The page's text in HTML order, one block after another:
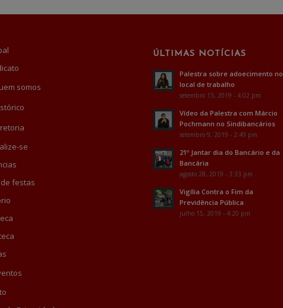
somos
se
festas
ÚLTIMAS NOTÍCIAS
Palestra sobre adoecimento no
local de trabalho
setembro 13, 2019 - 4:02 pm
Vídeo da Palestra com Márcio
Pochmann no Sindibancários
setembro 9, 2019 - 2:49 pm
21º Jantar dia do Bancário e da
Bancária
agosto 28, 2019 - 3:33 pm
Vigília Contra o Fim da
Previdência Pública
julho 15, 2019 - 4:20 pm